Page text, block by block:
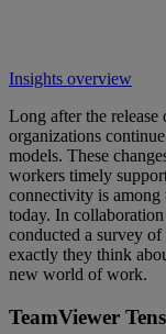
Insights overview
Long after the
organizations
models. These
workers timely
connectivity is among
today. In
conducted a survey
exactly they think
new world of work.
TeamViewer